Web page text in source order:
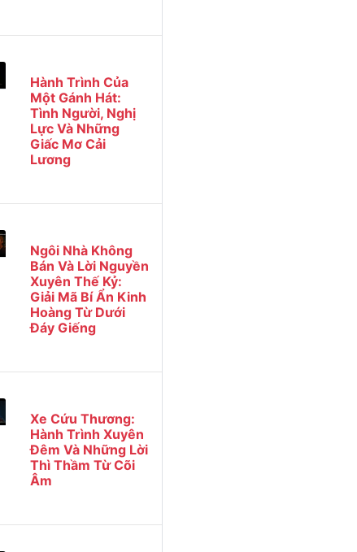
Hành Trình Của
Một Gánh Hát:
Tình Người, Nghị
Lực Và Những
Giấc Mơ Cải
Lương
Ngôi Nhà Không
Bán Và Lời Nguyền
Xuyên Thế Kỷ:
Giải Mã Bí Ẩn Kinh
Hoàng Từ Dưới
Đáy Giếng
Xe Cứu Thương:
Hành Trình Xuyên
Đêm Và Những Lời
Thì Thầm Từ Cõi
Âm